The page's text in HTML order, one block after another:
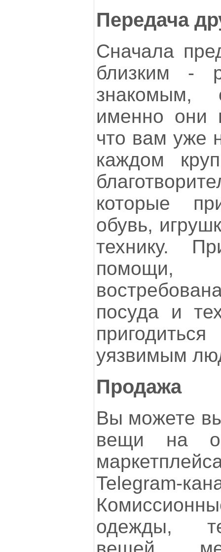
Передача
Сначала
близким -
знакомым,
именно они
что вам уже
каждом
которые
обувь,
технику.
помощи,
посуда и
уязвимым
Продажа
Вы можете
вещи на
Telegram-
одежды,